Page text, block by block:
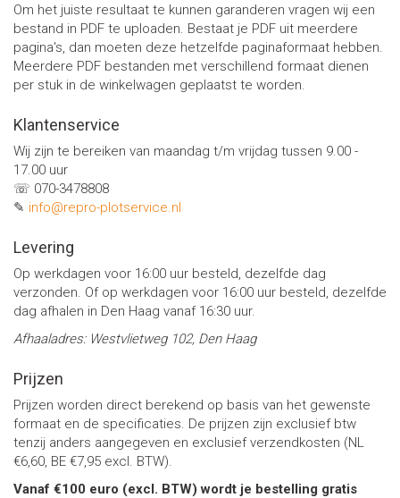
Om het juiste resultaat te kunnen garanderen vragen wij een
bestand in PDF te uploaden. Bestaat je PDF uit meerdere
pagina's, dan moeten deze hetzelfde paginaformaat hebben.
Meerdere PDF bestanden met verschillend formaat dienen
per stuk in de winkelwagen geplaatst te worden.
Klantenservice
Wij zijn te bereiken van maandag t/m vrijdag tussen 9.00 -
17.00 uur
☏ 070-3478808
✎ info@repro-plotservice.nl
Levering
Op werkdagen voor 16:00 uur besteld, dezelfde dag
verzonden. Of op werkdagen voor 16:00 uur besteld, dezelfde
dag afhalen in Den Haag vanaf 16:30 uur.
Afhaaladres: Westvlietweg 102, Den Haag
Prijzen
Prijzen worden direct berekend op basis van het gewenste
formaat en de specificaties. De prijzen zijn exclusief btw
tenzij anders aangegeven en exclusief verzendkosten (NL
€6,60, BE €7,95 excl. BTW).
Vanaf €100 euro (excl. BTW) wordt je bestelling gratis